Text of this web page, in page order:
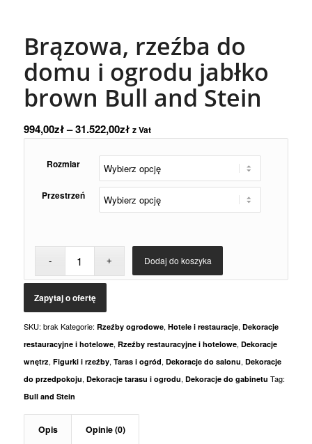
Brązowa, rzeźba do
domu i ogrodu jabłko
brown Bull and Stein
994,00zł–31.522,00zł z Vat
Rozmiar
Przestrzeń
Dodaj do koszyka
SKU: brak Kategorie: Rzeźby ogrodowe, Hotele i restauracje, Dekoracje
restauracyjne i hotelowe, Rzeźby restauracyjne i hotelowe, Dekoracje
wnętrz, Figurki i rzeźby, Taras i ogród, Dekoracje do salonu, Dekoracje
do przedpokoju, Dekoracje tarasu i ogrodu, Dekoracje do gabinetu Tag:
Bull and Stein
Opis Opinie (0)